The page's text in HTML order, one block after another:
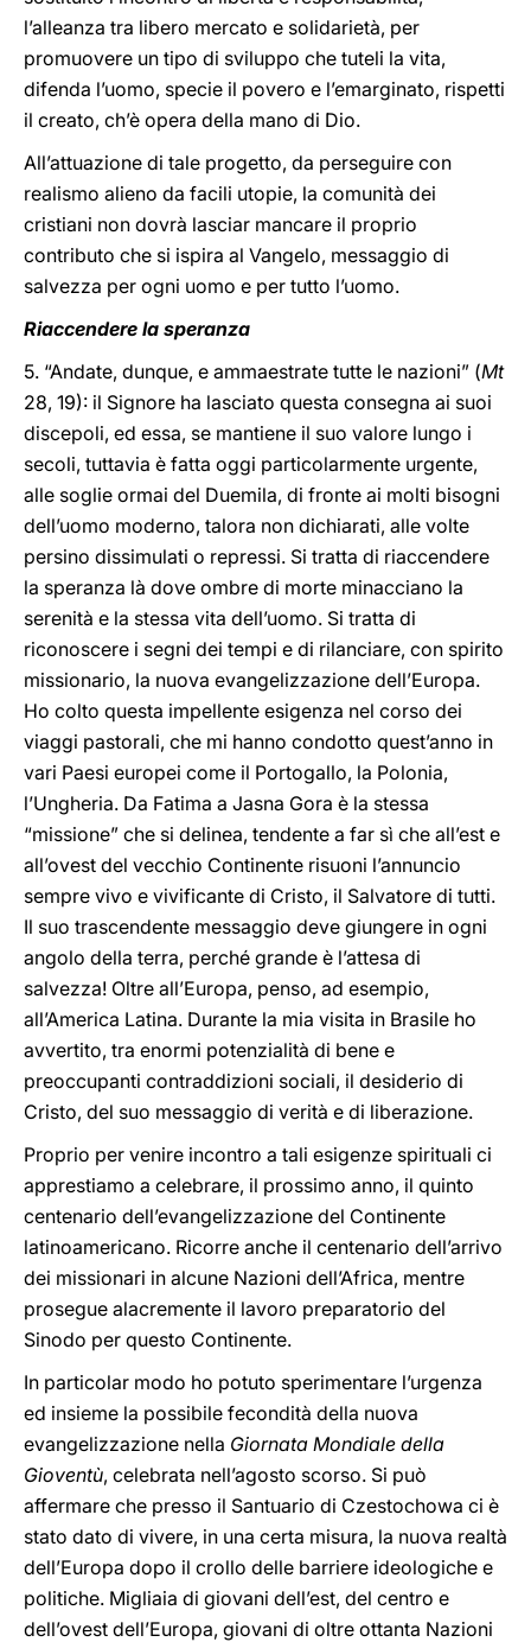
l’alleanza tra libero mercato e solidarietà, per
promuovere un tipo di sviluppo che tuteli la vita,
difenda l’uomo, specie il povero e l’emarginato, rispetti
il creato, ch’è opera della mano di Dio.
All’attuazione di tale progetto, da perseguire con
realismo alieno da facili utopie, la comunità dei
cristiani non dovrà lasciar mancare il proprio
contributo che si ispira al Vangelo, messaggio di
salvezza per ogni uomo e per tutto l’uomo.
Riaccendere la speranza
5. “Andate, dunque, e ammaestrate tutte le nazioni” (Mt
28, 19): il Signore ha lasciato questa consegna ai suoi
discepoli, ed essa, se mantiene il suo valore lungo i
secoli, tuttavia è fatta oggi particolarmente urgente,
alle soglie ormai del Duemila, di fronte ai molti bisogni
dell’uomo moderno, talora non dichiarati, alle volte
persino dissimulati o repressi. Si tratta di riaccendere
la speranza là dove ombre di morte minacciano la
serenità e la stessa vita dell’uomo. Si tratta di
riconoscere i segni dei tempi e di rilanciare, con spirito
missionario, la nuova evangelizzazione dell’Europa.
Ho colto questa impellente esigenza nel corso dei
viaggi pastorali, che mi hanno condotto quest’anno in
vari Paesi europei come il Portogallo, la Polonia,
l’Ungheria. Da Fatima a Jasna Gora è la stessa
“missione” che si delinea, tendente a far sì che all’est e
all’ovest del vecchio Continente risuoni l’annuncio
sempre vivo e vivificante di Cristo, il Salvatore di tutti.
Il suo trascendente messaggio deve giungere in ogni
angolo della terra, perché grande è l’attesa di
salvezza! Oltre all’Europa, penso, ad esempio,
all’America Latina. Durante la mia visita in Brasile ho
avvertito, tra enormi potenzialità di bene e
preoccupanti contraddizioni sociali, il desiderio di
Cristo, del suo messaggio di verità e di liberazione.
Proprio per venire incontro a tali esigenze spirituali ci
apprestiamo a celebrare, il prossimo anno, il quinto
centenario dell’evangelizzazione del Continente
latinoamericano. Ricorre anche il centenario dell’arrivo
dei missionari in alcune Nazioni dell’Africa, mentre
prosegue alacremente il lavoro preparatorio del
Sinodo per questo Continente.
In particolar modo ho potuto sperimentare l’urgenza
ed insieme la possibile fecondità della nuova
evangelizzazione nella Giornata Mondiale della
Gioventù, celebrata nell’agosto scorso. Si può
affermare che presso il Santuario di Czestochowa ci è
stato dato di vivere, in una certa misura, la nuova realtà
dell’Europa dopo il crollo delle barriere ideologiche e
politiche. Migliaia di giovani dell’est, del centro e
dell’ovest dell’Europa, giovani di oltre ottanta Nazioni